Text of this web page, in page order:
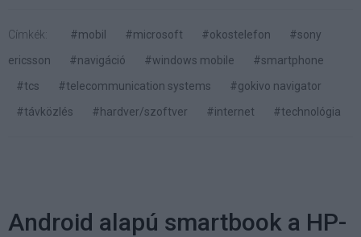
Címkék: #mobil #microsoft #okostelefon
#sony
ericsson
#navigáció #windows mobile
#smartphone
#tcs
#telecommunication systems
#gokivo navigator
#távközlés
#hardver/szoftver #internet #technológia
Android alapú smartbook a HP-